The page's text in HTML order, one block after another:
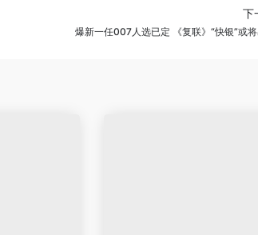
下
爆新一任007人选已定 《复联》“快银”或